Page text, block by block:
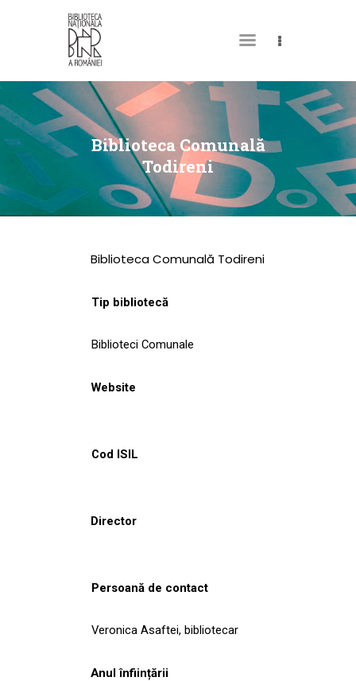
Biblioteca Comunală
Todireni
DESPRE NOI
PERMISUL MEU DE
BIBLIOTECĂ
CATALOAGE ȘI
COLECȚII
CULTURALE
NOUTĂȚI
Biblioteca Comunală Todireni
Tip bibliotecă
Biblioteci Comunale
Website
Cod ISIL
Director
Persoană de contact
Veronica Asaftei, bibliotecar
Anul înființării